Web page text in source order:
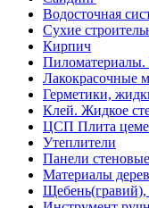
Водосточная
Сухие
Кирпич
Лакокрасочные
Герметики,
Клей. Жидкое
ЦСП Плита
Утеплители
Панели
Материалы